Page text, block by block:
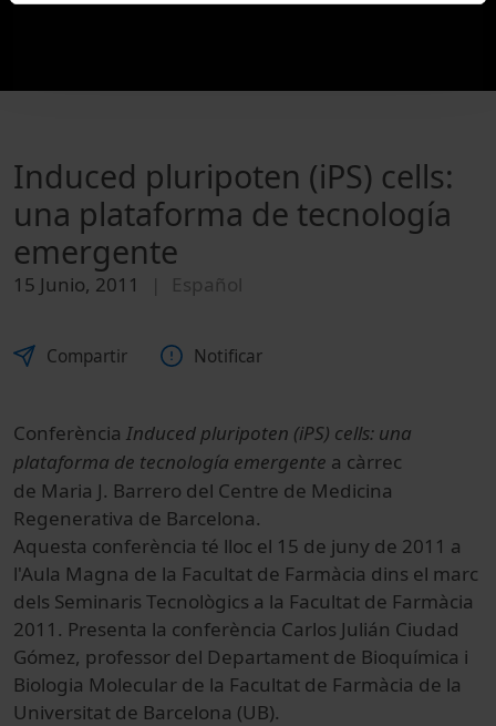
Induced pluripoten (iPS) cells:
una plataforma de tecnología
emergente
15 Junio, 2011 Español
Compartir Notificar
Conferència Induced pluripoten (iPS) cells: una
plataforma de tecnología emergente a càrrec
de Maria J. Barrero del Centre de Medicina
Regenerativa de Barcelona.
Aquesta conferència té lloc el 15 de juny de 2011 a
l'Aula Magna de la Facultat de Farmàcia dins el marc
dels Seminaris Tecnològics a la Facultat de Farmàcia
2011. Presenta la conferència Carlos Julián Ciudad
Gómez, professor del Departament de Bioquímica i
Biologia Molecular de la Facultat de Farmàcia de la
Universitat de Barcelona (UB).